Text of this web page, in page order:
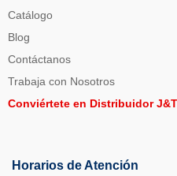
Catálogo
Blog
Contáctanos
Trabaja con Nosotros
Conviértete en Distribuidor J&T
Horarios de Atención